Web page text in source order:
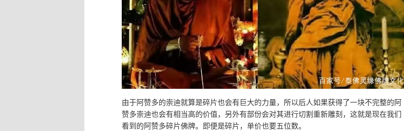
由于阿赞多的崇迪就算是碎片也会有巨大的力量，所以后人如果获得了一块不完整的阿
赞多崇迪也会有相当高的价值，另外有部份会对其进行切割重新雕刻，这就是现在我们
看到的阿赞多碎片佛牌。即便是碎片，单价也要五位数。